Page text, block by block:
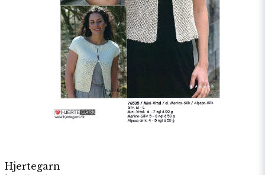
Hjertegarn